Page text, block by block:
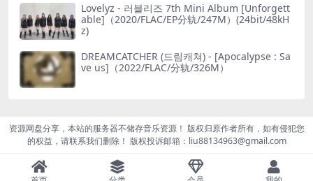
Lovelyz - 러블리즈 7th Mini Album [Unforgett
able]（2020/FLAC/EP分轨/247M）(24bit/48kH
z)
DREAMCATCHER (드림캐쳐) - [Apocalypse : Sa
ve us]（2022/FLAC/分轨/326M）
资源网盘分享，本站的服务器不储存音乐资源！ 版权归原作者所有，如有侵犯您
的权益，请联系我们删除！ 版权投诉邮箱：liu88134963@gmail.com